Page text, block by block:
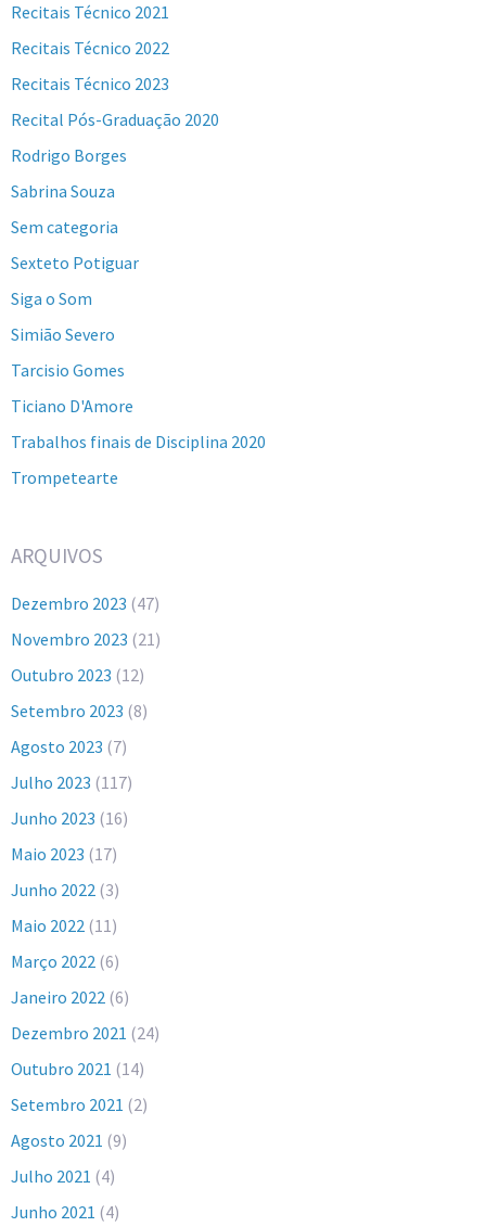
Recitais Técnico 2021
Recitais Técnico 2022
Recitais Técnico 2023
Recital Pós-Graduação 2020
Rodrigo Borges
Sabrina Souza
Sem categoria
Sexteto Potiguar
Siga o Som
Simião Severo
Tarcisio Gomes
Ticiano D'Amore
Trabalhos finais de Disciplina 2020
Trompetearte
ARQUIVOS
Dezembro 2023 (47)
Novembro 2023 (21)
Outubro 2023 (12)
Setembro 2023 (8)
Agosto 2023 (7)
Julho 2023 (117)
Junho 2023 (16)
Maio 2023 (17)
Junho 2022 (3)
Maio 2022 (11)
Março 2022 (6)
Janeiro 2022 (6)
Dezembro 2021 (24)
Outubro 2021 (14)
Setembro 2021 (2)
Agosto 2021 (9)
Julho 2021 (4)
Junho 2021 (4)